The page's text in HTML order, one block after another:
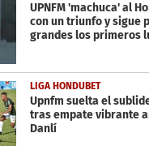
UPNFM 'machuca' al
con un triunfo y sigue
grandes los primeros
LIGA HONDUBET
Upnfm suelta el
tras empate vibrante
Danlí